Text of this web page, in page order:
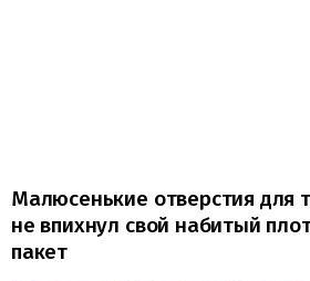
Малюсенькие отверстия для
не впихнул свой набитый
пакет